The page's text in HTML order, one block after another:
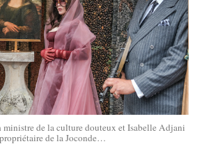
de la culture douteux et Isabelle Adjani
de la Joconde…